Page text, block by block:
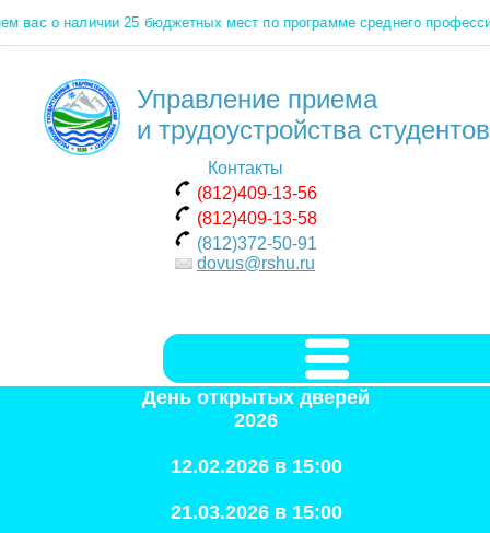
о наличии 25 бюджетных мест по программе среднего
Управление приема
и трудоустройства студентов
Контакты
(812)409-13-56
(812)409-13-58
(812)372-50-91
dovus@rshu.ru
День открытых дверей
2026
12.02.2026 в 15:00
21.03.2026 в 15:00